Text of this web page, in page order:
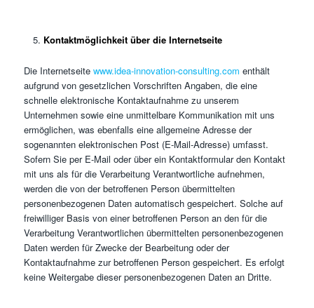
Kontaktmöglichkeit über die Internetseite
Die Internetseite www.idea-innovation-consulting.com enthält
aufgrund von gesetzlichen Vorschriften Angaben, die eine
schnelle elektronische Kontaktaufnahme zu unserem
Unternehmen sowie eine unmittelbare Kommunikation mit uns
ermöglichen, was ebenfalls eine allgemeine Adresse der
sogenannten elektronischen Post (E-Mail-Adresse) umfasst.
Sofern Sie per E-Mail oder über ein Kontaktformular den Kontakt
mit uns als für die Verarbeitung Verantwortliche aufnehmen,
werden die von der betroffenen Person übermittelten
personenbezogenen Daten automatisch gespeichert. Solche auf
freiwilliger Basis von einer betroffenen Person an den für die
Verarbeitung Verantwortlichen übermittelten personenbezogenen
Daten werden für Zwecke der Bearbeitung oder der
Kontaktaufnahme zur betroffenen Person gespeichert. Es erfolgt
keine Weitergabe dieser personenbezogenen Daten an Dritte.